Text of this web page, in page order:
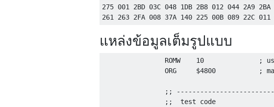
275 001 2BD 03C 048 1DB 2B8 012 044 2A9
แหล่งข้อมูลเต็มรูปแบบ
ROMW    10              ;
ORG     $4800           ;
;;
;;  test code